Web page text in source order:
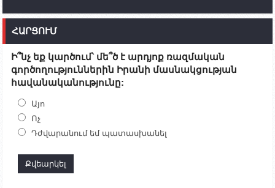
10:07 02.10.2023
09:38 02.10.2023
Խումբն Արցախում կմնա` մինչև զոհվածների
աճյունների ու անհետ կորածների
Ժամը 18։00-ի դրությամբ ԼՂ-ից բռնի տեղահանված
19:54
ՀԱՐՑՈՒՄ
Ի՞նչ եք կարծում՝ մե՞ծ է արդյոք ռազմական
գործողություններին Իրանի մասնակցության
հավանականությունը:
Այո
Ոչ
Դժվարանում եմ պատասխանել